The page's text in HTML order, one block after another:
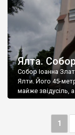
Ялта.
Собор Іоанна
Ялти. Його 45-
майже звідусіль,
1